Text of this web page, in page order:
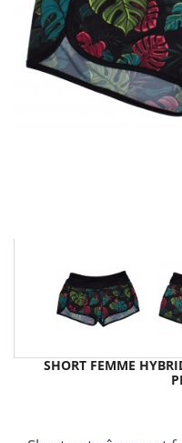
SHORT FEMME